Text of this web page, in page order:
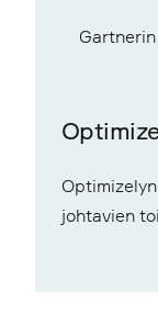
johtavien